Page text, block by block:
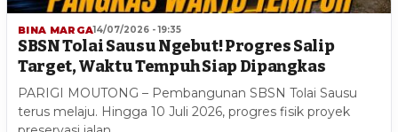
BINA MARGA14/07/2026 - 19:35
SBSN Tolai Sausu Ngebut! Progres Salip
Target, Waktu Tempuh Siap Dipangkas
PARIGI MOUTONG – Pembangunan SBSN Tolai Sausu
terus melaju. Hingga 10 Juli 2026, progres fisik proyek